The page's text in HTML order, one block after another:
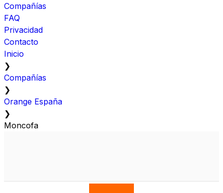
Compañías
FAQ
Privacidad
Contacto
Inicio
❯
Compañías
❯
Orange España
❯
Moncofa